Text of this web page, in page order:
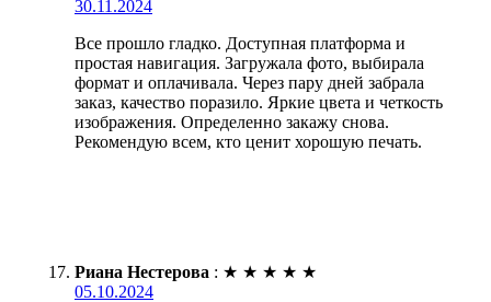
30.11.2024
Все прошло гладко. Доступная платформа и
простая навигация. Загружала фото, выбирала
формат и оплачивала. Через пару дней забрала
заказ, качество поразило. Яркие цвета и четкость
изображения. Определенно закажу снова.
Рекомендую всем, кто ценит хорошую печать.
Риана Нестерова : ★ ★ ★ ★ ★
05.10.2024